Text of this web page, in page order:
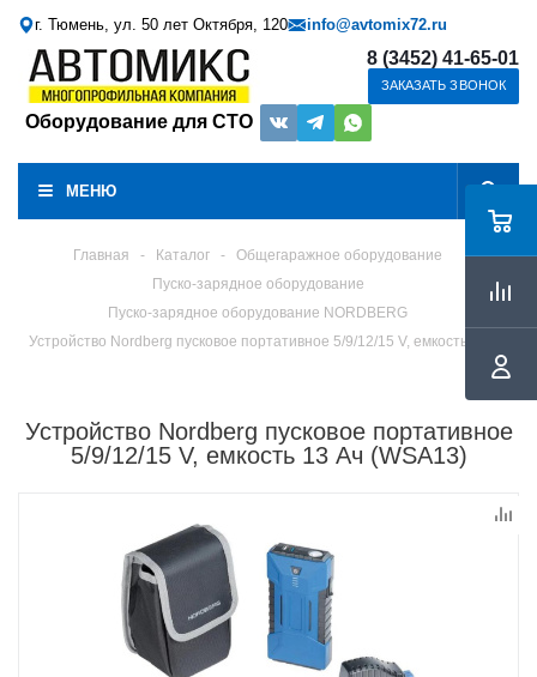
г. Тюмень, ул. 50 лет Октября, 120 info@avtomix72.ru
Оборудование для СТО
8 (3452) 41-65-01
ЗАКАЗАТЬ ЗВОНОК
МЕНЮ
Главная - Каталог -
Общегаражное оборудование
Пуско-зарядное оборудование
Пуско-зарядное оборудование NORDBERG
Устройство Nordberg пусковое портативное 5/9/12/15 V, емкость 13 Aч
Устройство Nordberg пусковое портативное
5/9/12/15 V, емкость 13 Aч (WSA13)